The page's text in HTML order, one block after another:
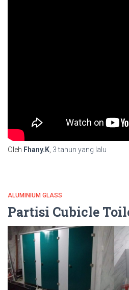
Oleh Fhany.K 3 tahun yang lalu
ALUMINIUM GLASS
Partisi Cubicle